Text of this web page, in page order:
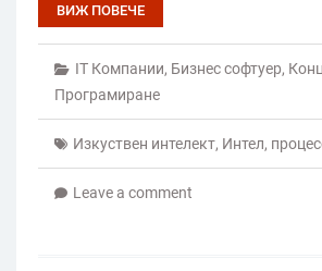
ВИЖ ПОВЕЧЕ
IT Компании, Бизнес софтуер,
Програмиране
Изкуствен интелект, Интел,
Leave a comment